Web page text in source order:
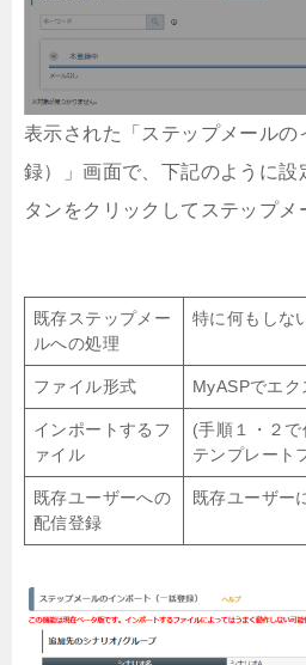
表示された「ステップメールの
録）」画面で、下記のように設
タンをクリックしてステップメ
既存ステップメー
ルへの処理
特に何もしな
ファイル形式 MyASPでエ
インポートするフ
ァイル
(手順１・２
テンプレート
既存ユーザーへの
配信登録
既存ユーザー